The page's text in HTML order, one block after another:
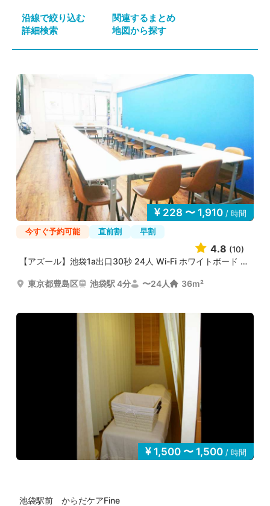
沿線で絞り込む
関連するまとめ
詳細検索
地図から探す
228 〜 1,910 / 時間
今すぐ予約可能
直前割 早割
4.8 (10)
【アズール】池袋1a出口30秒 24人 Wi-Fi ホワイトボード 6...
東京都豊島区 池袋駅 4分 〜24人 36m²
1,500 〜 1,500 / 時間
池袋駅前 からだケアFine